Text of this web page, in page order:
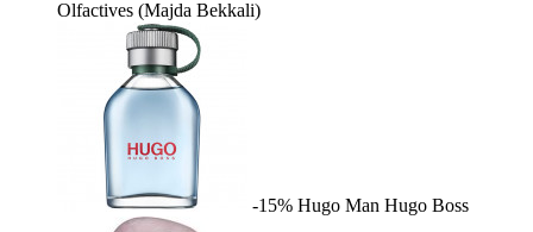
Olfactives (Majda Bekkali)
-15% Hugo Man Hugo Boss